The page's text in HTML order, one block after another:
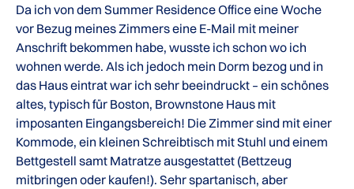
Da ich von dem Summer Residence Office eine Woche
vor Bezug meines Zimmers eine E-Mail mit meiner
Anschrift bekommen habe, wusste ich schon wo ich
wohnen werde. Als ich jedoch mein Dorm bezog und in
das Haus eintrat war ich sehr beeindruckt – ein schönes
altes, typisch für Boston, Brownstone Haus mit
imposanten Eingangsbereich! Die Zimmer sind mit einer
Kommode, ein kleinen Schreibtisch mit Stuhl und einem
Bettgestell samt Matratze ausgestattet (Bettzeug
mitbringen oder kaufen!). Sehr spartanisch, aber